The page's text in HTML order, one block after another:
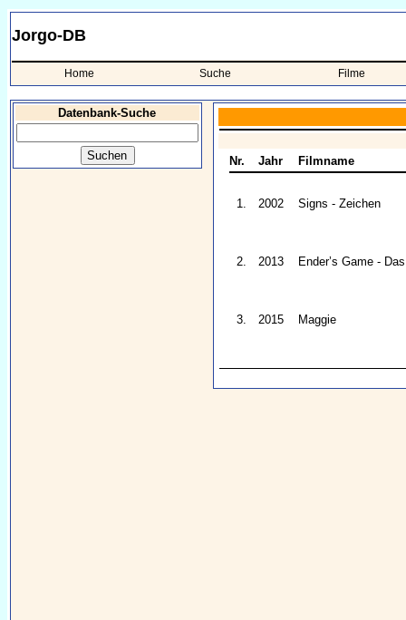
Jorgo-DB
Home Suche Filme
Datenbank-Suche
Nr. Jahr Filmname
1. 2002 Signs - Zeichen
2. 2013 Ender’s Game -
3. 2015 Maggie